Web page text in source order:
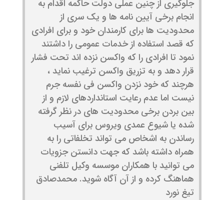
جلوگیری از چنین عملی دولت حاکمه اقدام به
انجام برخی آیین نامه ها و یک سری از
محدودیت ها برای کارمندان خود و برای افرادی
که قصد استفاده از خدمات عمومی را داشتند
نمود تا افرادی را که واکسن نزده اند تحت فشار
قرار دهد و به تزریق واکسن ترغیب نماید ،
هرچند که خود نزدن واکسن فی نفسه جرم
نیست اما عدم رعایت استانداردهای لازم و از
بین بردن برخی محدودیت های در نظر گرفته
شده یا شیوع عمدی ویروس برای آسیب
رساندن به اشخاص می تواند تخلفاتی را به
همراه داشته باشد که جهت دانستن جزویات
می توانید با همکاران موسسه وکیل تلفنی
هماهنگ کرده و از آن آگاه شوید. محمدصادق
تیغ نورد